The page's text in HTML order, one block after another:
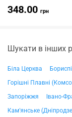
348.00 грн
Шукати в інших
Біла Церква
Горішні Плавні
Запоріжжя
Івано-
Кам'янське